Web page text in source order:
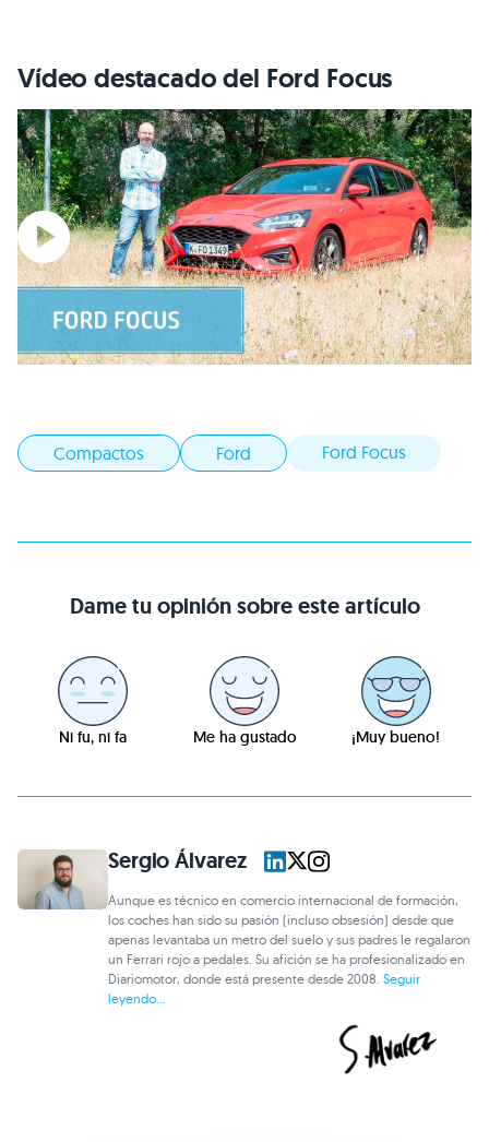
Vídeo destacado del Ford Focus
Compactos Ford Ford Focus
Dame tu opinión sobre este artículo
Ni fu, ni fa Me ha gustado ¡Muy bueno!
Sergio Álvarez
Aunque es técnico en comercio internacional de formación,
los coches han sido su pasión (incluso obsesión) desde que
apenas levantaba un metro del suelo y sus padres le regalaron
un Ferrari rojo a pedales. Su afición se ha profesionalizado en
Diariomotor, donde está presente desde 2008.Seguir
leyendo...